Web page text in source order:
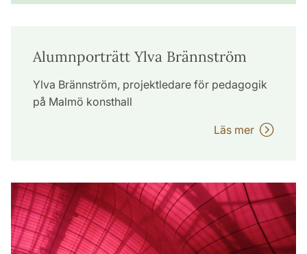
Alumnporträtt Ylva Brännström
Ylva Brännström, projektledare för pedagogik
på Malmö konsthall
Läs mer